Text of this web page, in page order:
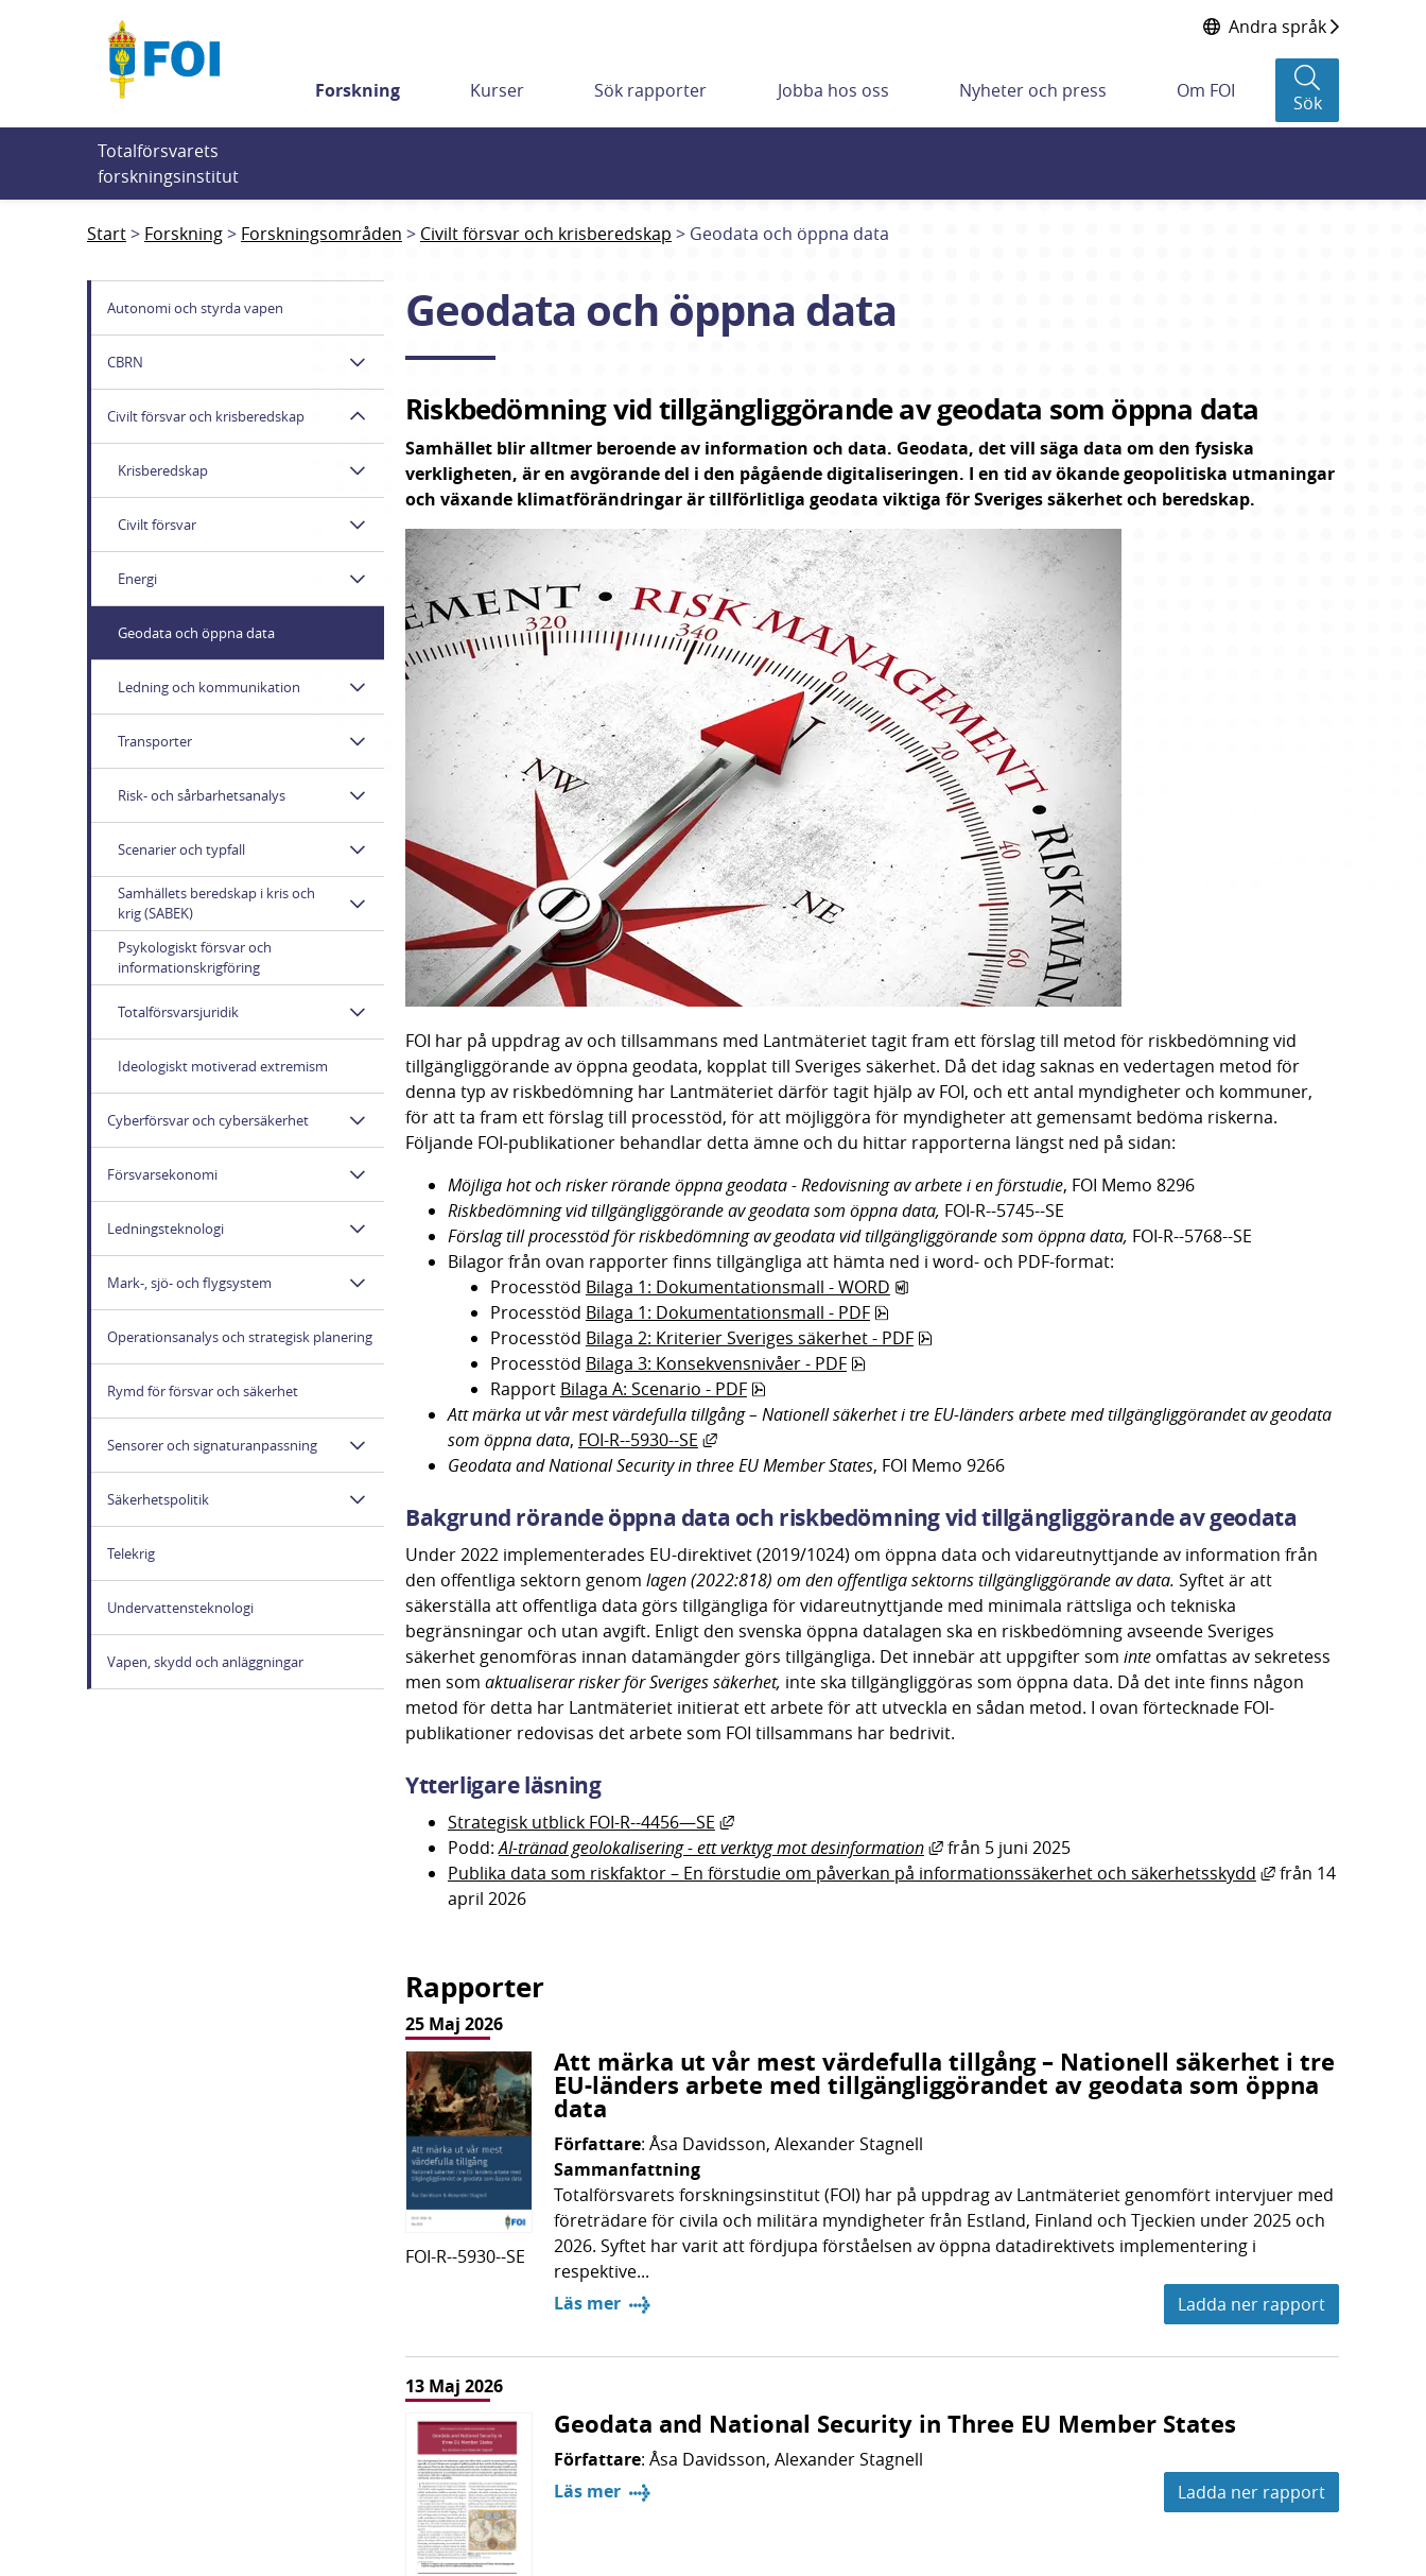
Andra språk
Forskning Kurser Sök rapporter Jobba hos oss Nyheter och press Om FOI
Sök
Totalförsvarets
forskningsinstitut
Start Forskning Forskningsområden Civilt försvar och krisberedskap Geodata och öppna data
Autonomi och styrda vapen
CBRN
Civilt försvar och krisberedskap
Krisberedskap
Civilt försvar
Energi
Geodata och öppna data
Ledning och kommunikation
Transporter
Risk- och sårbarhetsanalys
Scenarier och typfall
Samhällets beredskap i kris och
krig (SABEK)
Psykologiskt försvar och
informationskrigföring
Totalförsvarsjuridik
Ideologiskt motiverad extremism
Cyberförsvar och cybersäkerhet
Försvarsekonomi
Ledningsteknologi
Mark-, sjö- och flygsystem
Operationsanalys och strategisk planering
Rymd för försvar och säkerhet
Sensorer och signaturanpassning
Säkerhetspolitik
Telekrig
Undervattensteknologi
Vapen, skydd och anläggningar
Geodata och öppna data
Riskbedömning vid tillgängliggörande av geodata som öppna data
Samhället blir alltmer beroende av information och data. Geodata, det vill säga data om den fysiska
verkligheten, är en avgörande del i den pågående digitaliseringen. I en tid av ökande geopolitiska utmaningar
och växande klimatförändringar är tillförlitliga geodata viktiga för Sveriges säkerhet och beredskap.
FOI har på uppdrag av och tillsammans med Lantmäteriet tagit fram ett förslag till metod för riskbedömning vid
tillgängliggörande av öppna geodata, kopplat till Sveriges säkerhet. Då det idag saknas en vedertagen metod för
denna typ av riskbedömning har Lantmäteriet därför tagit hjälp av FOI, och ett antal myndigheter och kommuner,
för att ta fram ett förslag till processtöd, för att möjliggöra för myndigheter att gemensamt bedöma riskerna.
Följande FOI-publikationer behandlar detta ämne och du hittar rapporterna längst ned på sidan:
Möjliga hot och risker rörande öppna geodata - Redovisning av arbete i en förstudie, FOI Memo 8296
Riskbedömning vid tillgängliggörande av geodata som öppna data, FOI-R--5745--SE
Förslag till processtöd för riskbedömning av geodata vid tillgängliggörande som öppna data, FOI-R--5768--SE
Bilagor från ovan rapporter finns tillgängliga att hämta ned i word- och PDF-format:
Processtöd Bilaga 1: Dokumentationsmall - WORD
docx, 141.6 kB.
Processtöd Bilaga 1: Dokumentationsmall - PDF
pdf, 323.9 kB.
Processtöd Bilaga 2: Kriterier Sveriges säkerhet - PDF
pdf, 149.7 kB.
Processtöd Bilaga 3: Konsekvensnivåer - PDF
pdf, 96.6 kB.
Rapport Bilaga A: Scenario - PDF
pdf, 88.2 kB.
Att märka ut vår mest värdefulla tillgång – Nationell säkerhet i tre EU-länders arbete med tillgängliggörandet av geodata
som öppna data, FOI-R--5930--SE
Länk till annan webbplats, öppnas i nytt fönster.
Geodata and National Security in three EU Member States, FOI Memo 9266
Bakgrund rörande öppna data och riskbedömning vid tillgängliggörande av geodata
Under 2022 implementerades EU-direktivet (2019/1024) om öppna data och vidareutnyttjande av information från
den offentliga sektorn genom lagen (2022:818) om den offentliga sektorns tillgängliggörande av data. Syftet är att
säkerställa att offentliga data görs tillgängliga för vidareutnyttjande med minimala rättsliga och tekniska
begränsningar och utan avgift. Enligt den svenska öppna datalagen ska en riskbedömning avseende Sveriges
säkerhet genomföras innan datamängder görs tillgängliga. Det innebär att uppgifter som inte omfattas av sekretess
men som aktualiserar risker för Sveriges säkerhet, inte ska tillgängliggöras som öppna data. Då det inte finns någon
metod för detta har Lantmäteriet initierat ett arbete för att utveckla en sådan metod. I ovan förtecknade FOI-
publikationer redovisas det arbete som FOI tillsammans har bedrivit.
Ytterligare läsning
Strategisk utblick FOI-R--4456—SE
Länk till annan webbplats, öppnas i nytt fönster.
Podd: AI-tränad geolokalisering - ett verktygmot desinformation Länk till annan webbplats, öppnas i nytt fönster.
från 5 juni 2025
Publika data som riskfaktor – En förstudie om påverkan på informationssäkerhet och säkerhetsskydd
Länk till annan
från 14
april 2026
Rapporter
25 Maj 2026
FOI-R--5930--SE
Att märka ut vår mest värdefulla tillgång – Nationell säkerhet i tre
EU-länders arbete med tillgängliggörandet av geodata som öppna
data
Författare: Åsa Davidsson, Alexander Stagnell
Sammanfattning
Totalförsvarets forskningsinstitut (FOI) har på uppdrag av Lantmäteriet genomfört intervjuer med
företrädare för civila och militära myndigheter från Estland, Finland och Tjeckien under 2025 och
2026. Syftet har varit att fördjupa förståelsen av öppna datadirektivets implementering i
respektive...
Läs mer
Ladda ner rapport
13 Maj 2026
Geodata and National Security in Three EU Member States
Författare: Åsa Davidsson, Alexander Stagnell
Läs mer
Ladda ner rapport